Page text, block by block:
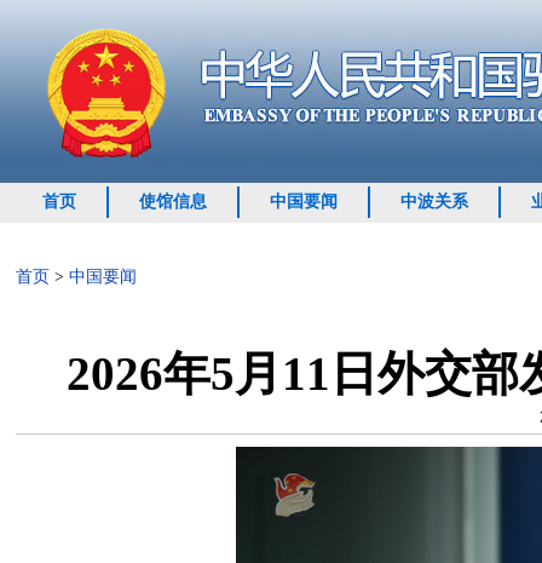
首页 使馆信息 中国要闻 中波关系
首页 > 中国要闻
2026年5月11日外交